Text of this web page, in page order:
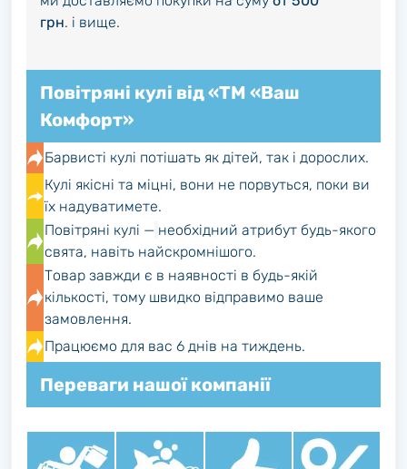
грн. і вище.
Повітряні кулі від «ТМ «Ваш
Комфорт»
Барвисті кулі потішать як дітей, так і дорослих.
Кулі якісні та міцні, вони не порвуться, поки ви
їх надуватимете.
Повітряні кулі — необхідний атрибут будь-якого
свята, навіть найскромнішого.
Товар завжди є в наявності в будь-якій
кількості, тому швидко відправимо ваше
замовлення.
Працюємо для вас 6 днів на тиждень.
Переваги нашої компанії